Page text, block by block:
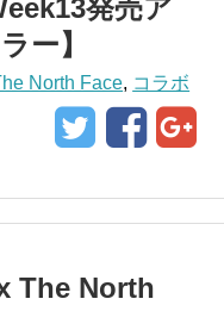
発売ア
ー】
North Face, コラボ
The North